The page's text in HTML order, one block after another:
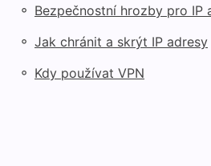
◦ Bezpečnostní hrozby pro IP
◦ Jak chránit a skrýt IP adresy
◦ Kdy používat VPN